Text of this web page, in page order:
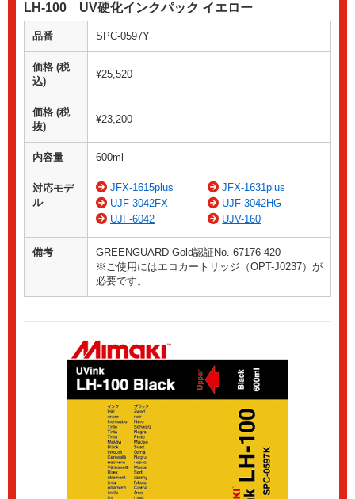
LH-100 UV硬化インクパック イエロー
品番 SPC-0597Y
価格 (税
込)
¥25,520
価格 (税
抜)
¥23,200
内容量 600ml
対応モデ
ル
JFX-1615plus
JFX-1631plus
UJF-3042FX
UJF-3042HG
UJF-6042
UJV-160
備考
GREENGUARD Gold認証No. 67176-420
※ご使用にはエコカートリッジ（OPT-J0237）が
必要です。